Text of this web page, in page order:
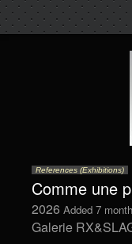
References (Exhibitions)
Comme une
2026 Added 7
Galerie